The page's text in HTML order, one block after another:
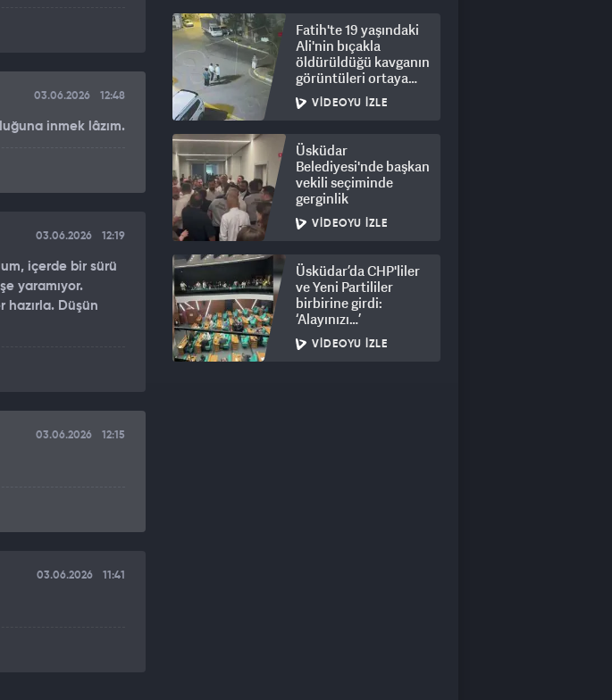
03.06.2026 12:48
inmek lâzım.
03.06.2026 12:19
içerde bir sürü
yaramıyor.
hazırla. Düşün
03.06.2026 12:15
03.06.2026 11:41
Fatih'te 19 yaşındaki
Ali'nin bıçakla
öldürüldüğü kavganın
görüntüleri ortaya
çıktı: 8 gözaltı
VIDEOYU İZLE
Üsküdar
Belediyesi'nde başkan
vekili seçiminde
gerginlik
VIDEOYU İZLE
Üsküdar’da CHP'liler
ve Yeni Partililer
birbirine girdi:
‘Alayınızı…’
VIDEOYU İZLE